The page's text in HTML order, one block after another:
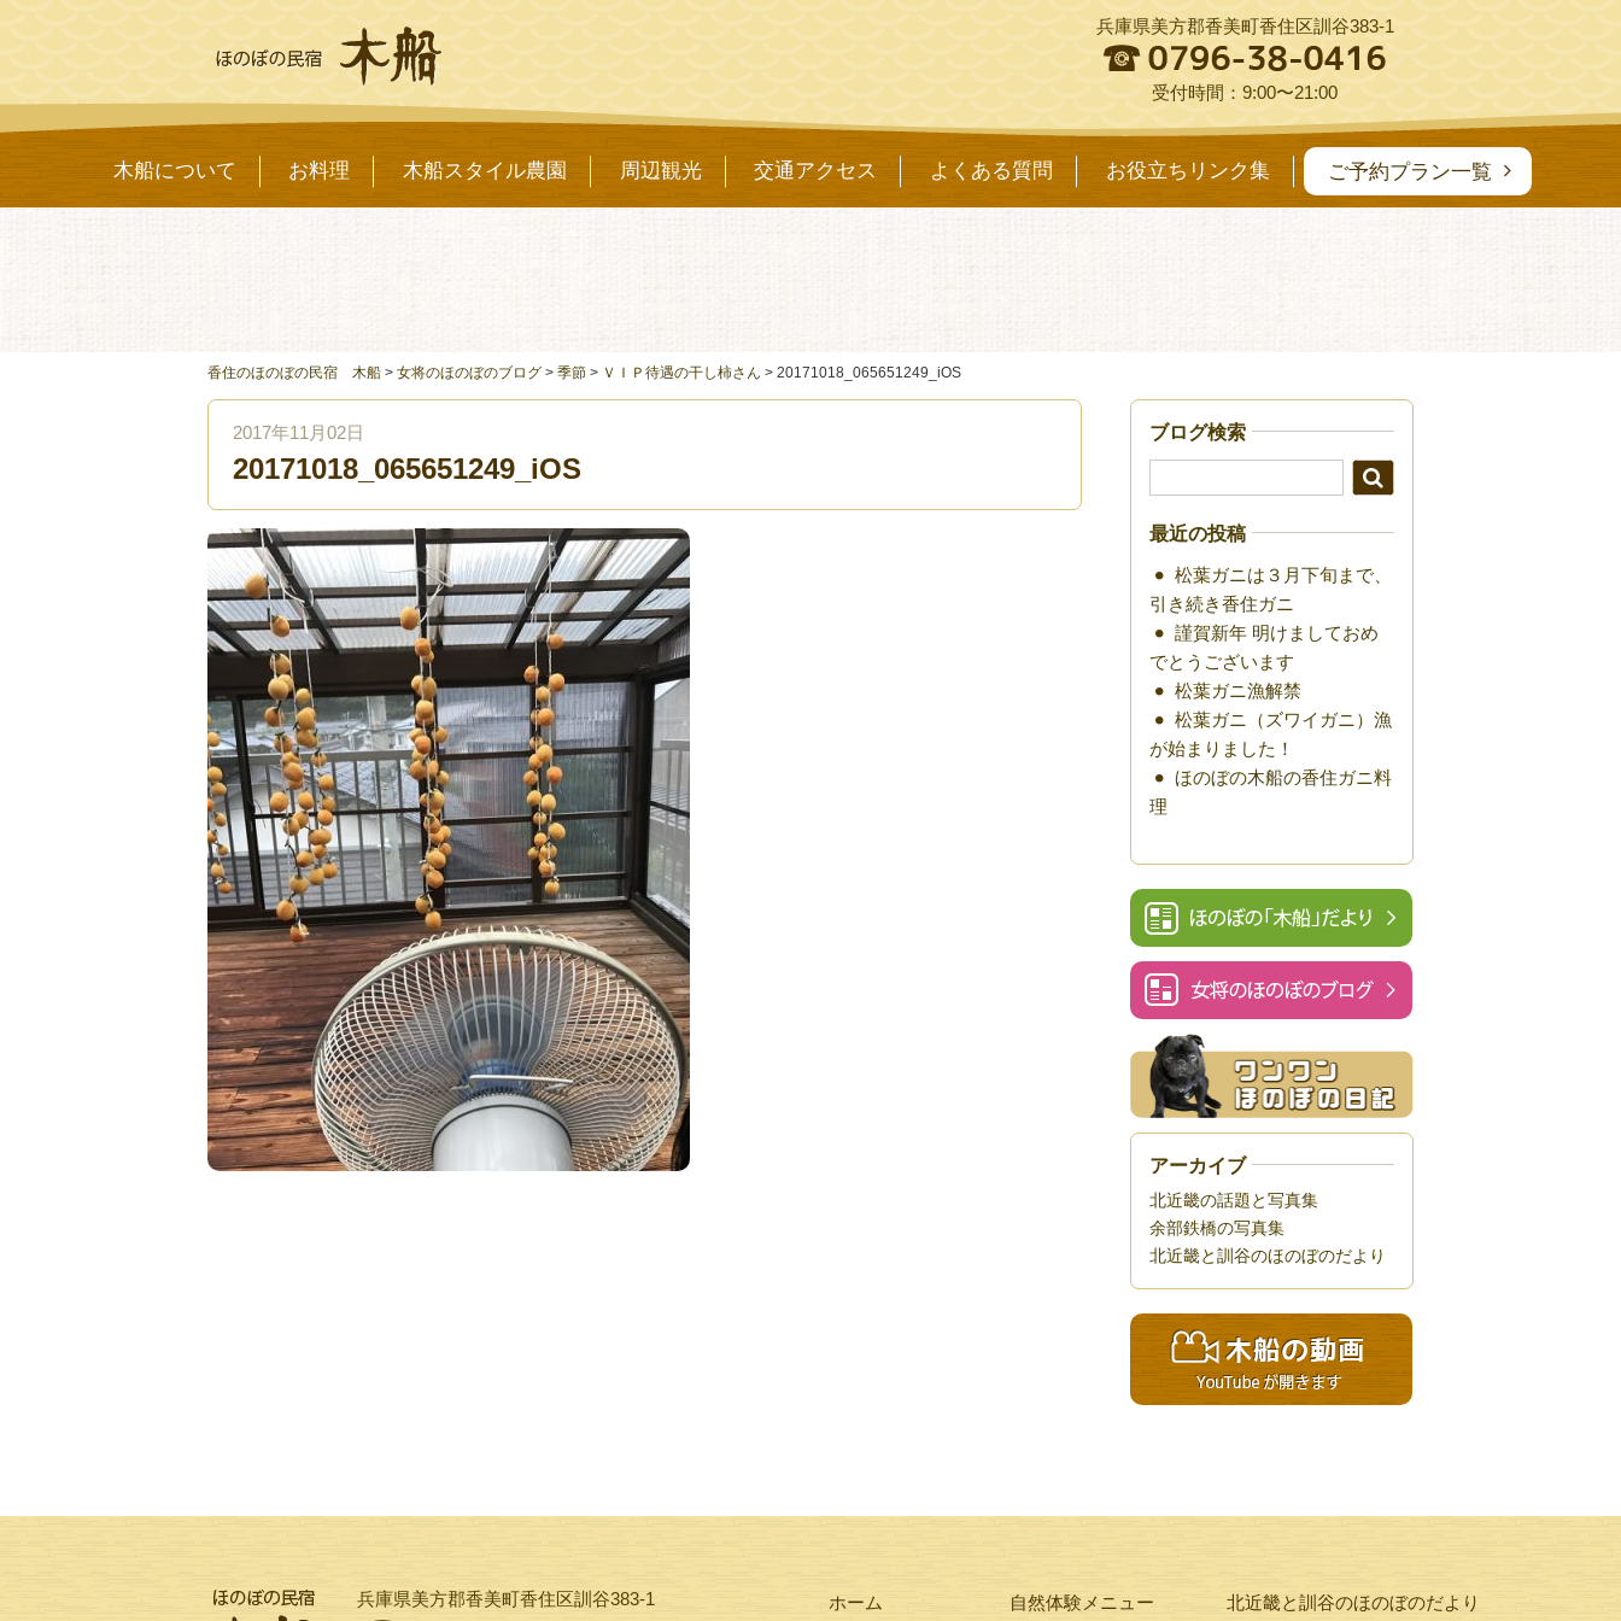
兵庫県美方郡香美町香住区訓谷383-1
受付時間：9:00〜21:00
木船について お料理 木船スタイル農園 周辺観光 交通アクセス よくある質問 お役立ちリンク集 ご予約プラン一覧
香住のほのぼの民宿 木船 > 女将のほのぼのブログ > 季節 > ＶＩＰ待遇の干し柿さん > 20171018_065651249_iOS
2017年11月02日
20171018_065651249_iOS
ブログ検索
最近の投稿
松葉ガニは３月下旬まで、
引き続き香住ガニ
謹賀新年 明けましておめ
でとうございます
松葉ガニ漁解禁
松葉ガニ（ズワイガニ）漁
が始まりました！
ほのぼの木船の香住ガニ料
理
アーカイブ
北近畿の話題と写真集
余部鉄橋の写真集
北近畿と訓谷のほのぼのだより
兵庫県美方郡香美町香住区訓谷383-1 ホーム 自然体験メニュー 北近畿と訓谷のほのぼのだより